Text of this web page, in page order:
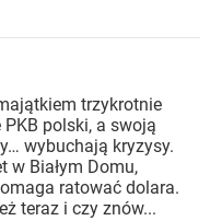
trzykrotnie
polski, a swoją
wybuchają kryzysy.
w Białym Domu,
ratować dolara.
teraz i czy znów...